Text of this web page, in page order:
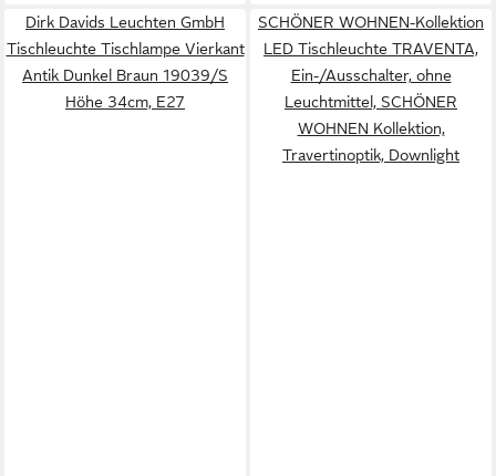
Dirk Davids Leuchten GmbH
Tischleuchte Tischlampe Vierkant
Antik Dunkel Braun 19039/S
Höhe 34cm, E27
SCHÖNER WOHNEN-Kollektion
LED Tischleuchte TRAVENTA,
Ein-/Ausschalter, ohne
Leuchtmittel, SCHÖNER
WOHNEN Kollektion,
Travertinoptik, Downlight